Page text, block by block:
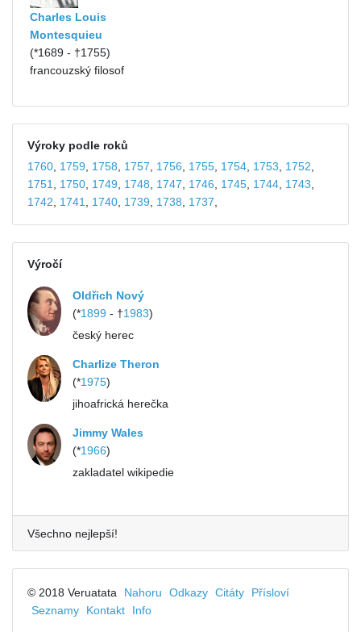
Charles Louis
Montesquieu
(*1689 - †1755)
francouzský filosof
Výroky podle roků
1760, 1759 1758 1757 1756 1755, 1754, 1753 1752
1751
1750, 1749 1748 1747 1746 1745, 1744, 1743
1742
1741 1740, 1739 1738 1737
Výročí
Oldřich Nový
(*1899 - †1983)
český herec
Charlize Theron
(*1975)
jihoafrická herečka
Jimmy Wales
(*1966)
zakladatel wikipedie
Všechno nejlepší!
© 2018 Veruatata Nahoru Odkazy Citáty
Přísloví
Seznamy
Kontakt Info